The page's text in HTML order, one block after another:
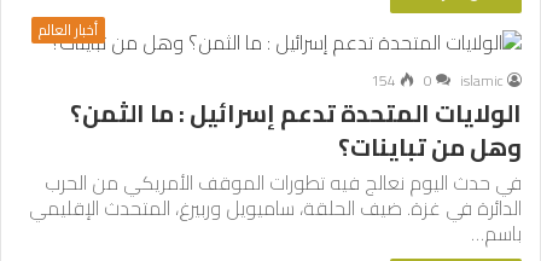
أخبار العالم
islamic
0
154
الولايات المتحدة تدعم إسرائيل : ما الثمن؟
وهل من تباينات؟
في حدث اليوم نعالج فيه تطورات الموقف الأمريكي من الحرب
الدائرة في غزة. ضيف الحلقة، ساميويل وربيرغ، المتحدث الإقليمي
باسم…